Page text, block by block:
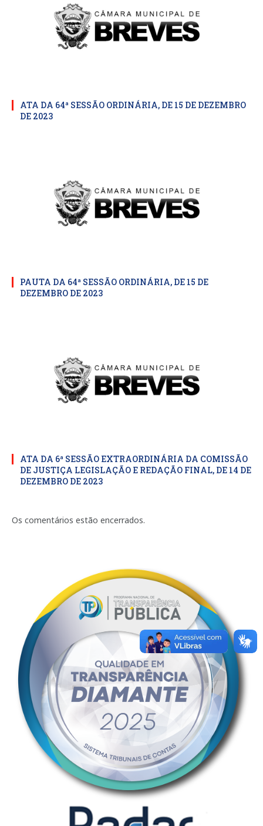
ATA DA 64ª SESSÃO ORDINÁRIA, DE 15 DE DEZEMBRO
DE 2023
PAUTA DA 64ª SESSÃO ORDINÁRIA, DE 15 DE
DEZEMBRO DE 2023
ATA DA 6ª SESSÃO EXTRAORDINÁRIA DA COMISSÃO
DE JUSTIÇA LEGISLAÇÃO E REDAÇÃO FINAL, DE 14 DE
DEZEMBRO DE 2023
Os comentários estão encerrados.